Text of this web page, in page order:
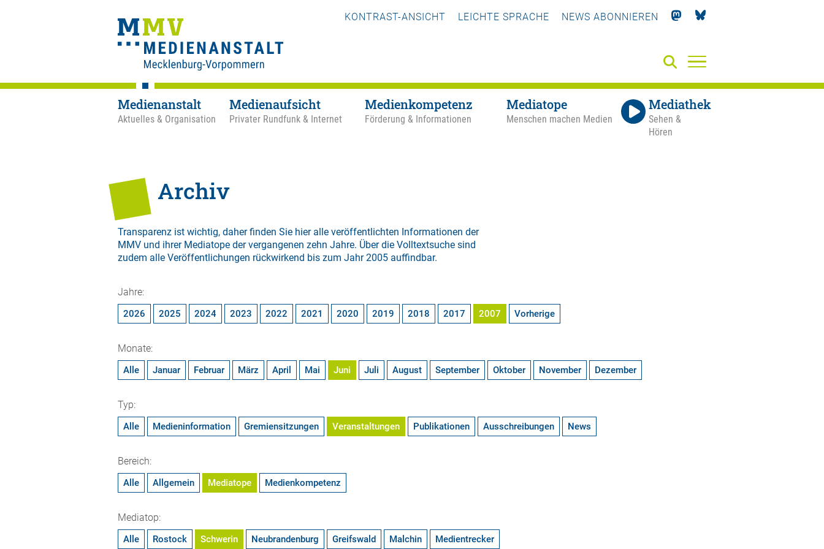
KONTRAST-ANSICHT LEICHTE SPRACHE NEWS ABONNIEREN
Medienanstalt
Aktuelles & Organisation
Medienaufsicht
Privater Rundfunk & Internet
Medienkompetenz
Förderung & Informationen
Mediatope
Menschen machen Medien
Mediathek
Sehen &
Hören
Archiv
Transparenz ist wichtig, daher finden Sie hier alle veröffentlichten Informationen der
MMV und ihrer Mediatope der vergangenen zehn Jahre. Über die Volltextsuche sind
zudem alle Veröffentlichungen rückwirkend bis zum Jahr 2005 auffindbar.
Jahre:
2026 2025 2024 2023 2022 2021 2020 2019 2018 2017 2007 Vorherige
Monate:
Alle Januar Februar März April Mai Juni Juli August September Oktober November Dezember
Typ:
Alle Medieninformation Gremiensitzungen Veranstaltungen Publikationen Ausschreibungen News
Bereich:
Alle Allgemein Mediatope Medienkompetenz
Mediatop:
Alle Rostock Schwerin Neubrandenburg Greifswald Malchin Medientrecker